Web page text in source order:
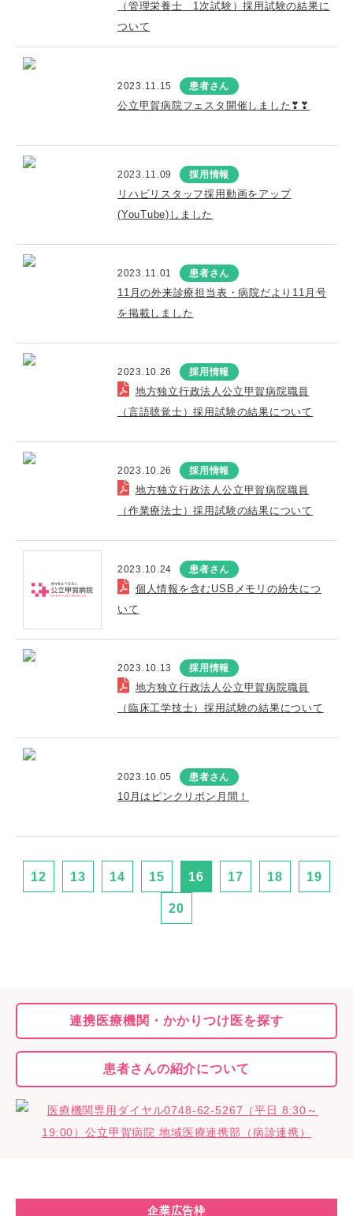
（管理栄養士 1次試験）採用試験の結果に
ついて
2023.11.15 患者さん
公立甲賀病院フェスタ開催しました❣❣
2023.11.09 採用情報
リハビリスタッフ採用動画をアップ
(YouTube)しました
2023.11.01 患者さん
11月の外来診療担当表・病院だより11月号
を掲載しました
2023.10.26 採用情報
地方独立行政法人公立甲賀病院職員
（言語聴覚士）採用試験の結果について
2023.10.26 採用情報
地方独立行政法人公立甲賀病院職員
（作業療法士）採用試験の結果について
2023.10.24 患者さん
個人情報を含むUSBメモリの紛失につ
いて
2023.10.13 採用情報
地方独立行政法人公立甲賀病院職員
（臨床工学技士）採用試験の結果について
2023.10.05 患者さん
10月はピンクリボン月間！
12 13 14 15 16 17 18 19
20
連携医療機関・かかりつけ医を探す
患者さんの紹介について
企業広告枠